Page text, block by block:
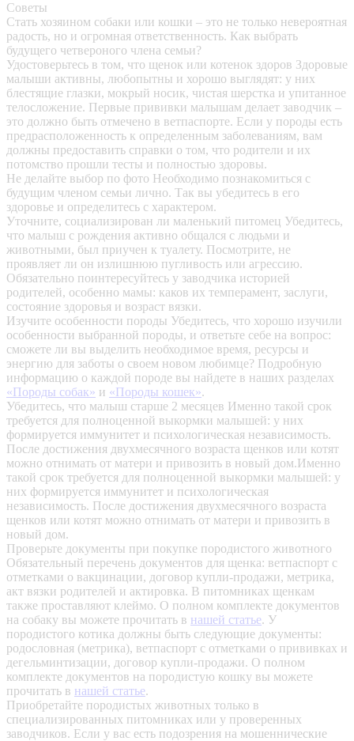
Советы
Стать хозяином собаки или кошки – это не только невероятная
радость, но и огромная ответственность. Как выбрать
будущего четвероного члена семьи?
Удостоверьтесь в том, что щенок или котенок здоров Здоровые
малыши активны, любопытны и хорошо выглядят: у них
блестящие глазки, мокрый носик, чистая шерстка и упитанное
телосложение. Первые прививки малышам делает заводчик –
это должно быть отмечено в ветпаспорте. Если у породы есть
предрасположенность к определенным заболеваниям, вам
должны предоставить справки о том, что родители и их
потомство прошли тесты и полностью здоровы.
Не делайте выбор по фото Необходимо познакомиться с
будущим членом семьи лично. Так вы убедитесь в его
здоровье и определитесь с характером.
Уточните, социализирован ли маленький питомец Убедитесь,
что малыш с рождения активно общался с людьми и
животными, был приучен к туалету. Посмотрите, не
проявляет ли он излишнюю пугливость или агрессию.
Обязательно поинтересуйтесь у заводчика историей
родителей, особенно мамы: каков их темперамент, заслуги,
состояние здоровья и возраст вязки.
Изучите особенности породы Убедитесь, что хорошо изучили
особенности выбранной породы, и ответьте себе на вопрос:
сможете ли вы выделить необходимое время, ресурсы и
энергию для заботы о своем новом любимце? Подробную
информацию о каждой породе вы найдете в наших разделах
«Породы собак» и «Породы кошек».
Убедитесь, что малыш старше 2 месяцев Именно такой срок
требуется для полноценной выкормки малышей: у них
формируется иммунитет и психологическая независимость.
После достижения двухмесячного возраста щенков или котят
можно отнимать от матери и привозить в новый дом.Именно
такой срок требуется для полноценной выкормки малышей: у
них формируется иммунитет и психологическая
независимость. После достижения двухмесячного возраста
щенков или котят можно отнимать от матери и привозить в
новый дом.
Проверьте документы при покупке породистого животного
Обязательный перечень документов для щенка: ветпаспорт с
отметками о вакцинации, договор купли-продажи, метрика,
акт вязки родителей и актировка. В питомниках щенкам
также проставляют клеймо. О полном комплекте документов
на собаку вы можете прочитать в нашей статье. У
породистого котика должны быть следующие документы:
родословная (метрика), ветпаспорт с отметками о прививках и
дегельминтизации, договор купли-продажи. О полном
комплекте документов на породистую кошку вы можете
прочитать в нашей статье.
Приобретайте породистых животных только в
специализированных питомниках или у проверенных
заводчиков. Если у вас есть подозрения на мошеннические